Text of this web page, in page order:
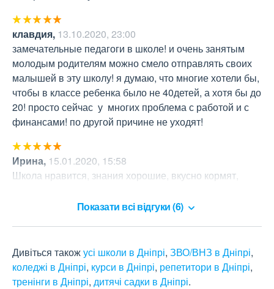
клавдия, 13.10.2020, 23:00
замечательные педагоги в школе! и очень занятым
молодым родителям можно смело отправлять своих
малышей в эту школу! я думаю, что многие хотели бы,
чтобы в классе ребенка было не 40детей, а хотя бы до
20! просто сейчас  у  многих проблема с работой и с
финансами! по другой причине не уходят!
Ирина, 15.01.2020, 15:58
Школа нравится, знания хорошие, вкусно кормят,
Показати всі відгуки (6)
Дивіться такожусі школи в Дніпрі, ЗВО/ВНЗ в Дніпрі,
коледжі в Дніпрі, курси в Дніпрі, репетитори в Дніпрі,
тренінги в Дніпрі, дитячі садки в Дніпрі.